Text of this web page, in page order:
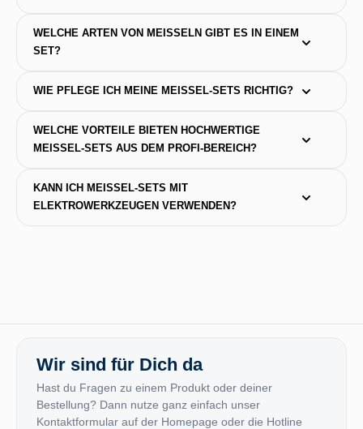
WELCHE ARTEN VON MEISSELN GIBT ES IN EINEM S
ET?
WIE PFLEGE ICH MEINE MEISSEL-SETS RICHTIG?
WELCHE VORTEILE BIETEN HOCHWERTIGE
MEISSEL-SETS AUS DEM PROFI-BEREICH?
KANN ICH MEISSEL-SETS MIT E
LEKTROWERKZEUGEN VERWENDEN?
Wir sind für Dich da
Hast du Fragen zu einem Produkt oder deiner
Bestellung? Dann nutze ganz einfach unser
Kontaktformular auf der Homepage oder die Hotline